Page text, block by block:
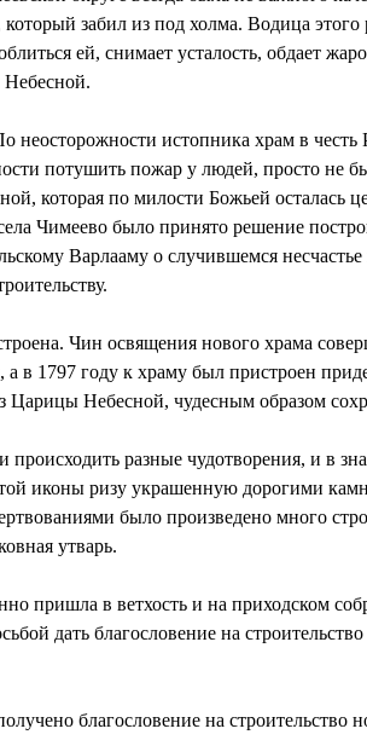
забил из под холма. Водица
ей, снимает усталость, обдает
неосторожности истопника храм в
потушить пожар у людей, просто не
которая по милости Божьей осталась
Чимеево было принято решение
Варлааму о случившемся
Чин освящения нового храма
а в 1797 году к храму был пристроен
Царицы Небесной, чудесным образом
происходить разные чудотворения, и в
иконы ризу украшенную дорогими
было произведено много
утварь.
пришла в ветхость и на приходском
дать благословение на
благословение на